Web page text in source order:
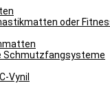
oder
Schmutzfangsysteme
Vynil